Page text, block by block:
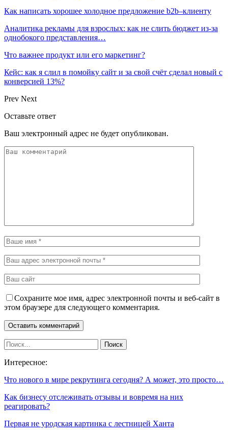
Как написать хорошее холодное предложение b2b–клиенту
Аналитика рекламы для взрослых: как не слить бюджет из-за
однобокого представления…
Что важнее продукт или его маркетинг?
Кейс: как я слил в помойку сайт и за свой счёт сделал новый с
конверсией 13%?
Prev Next
Оставьте ответ
Ваш электронный адрес не будет опубликован.
Сохраните мое имя, адрес электронной почты и веб-сайт в
этом браузере для следующего комментария.
Интересное:
Что нового в мире рекрутинга сегодня? А может, это просто…
Как бизнесу отслеживать отзывы и вовремя на них
реагировать?
Первая не уродская картинка с лестницей Ханта